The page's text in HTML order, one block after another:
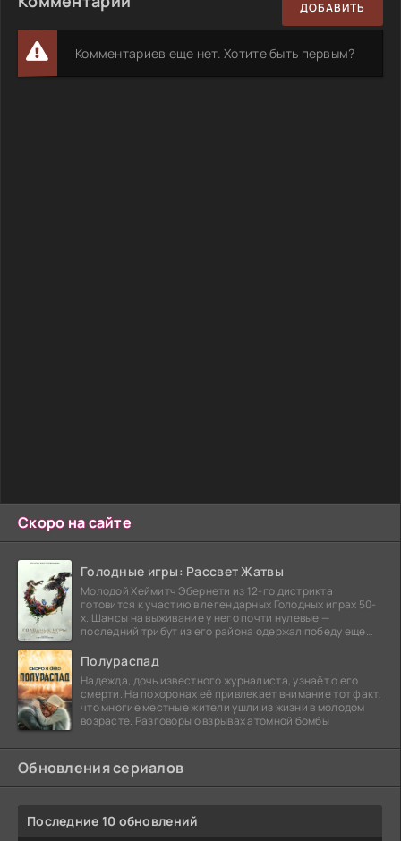
Скоро на сайте
Голодные игры: Рассвет Жатвы
Молодой Хеймитч Эбернети из 12-го дистрикта
готовится к участию в легендарных Голодных играх 50-
х. Шансы на выживание у него почти нулевые —
последний трибут из его района одержал победу еще
Полураспад
Надежда, дочь известного журналиста, узнаёт о его
смерти. На похоронах её привлекает внимание тот факт,
что многие местные жители ушли из жизни в молодом
возрасте. Разговоры о взрывах атомной бомбы
Обновления сериалов
Последние 10 обновлений
ДОБАВИТЬ
Комментариев еще нет. Хотите быть первым?